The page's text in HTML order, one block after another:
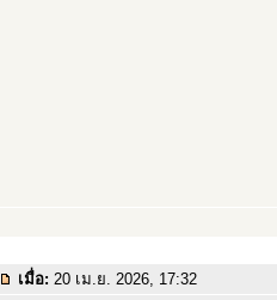
เมื่อ: 20 เม.ย. 2026, 17:32